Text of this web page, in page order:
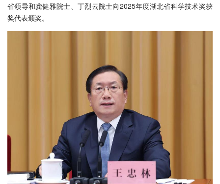
省领导和龚健雅院士、丁烈云院士向2025年度湖北省科学技术奖获
奖代表颁奖。